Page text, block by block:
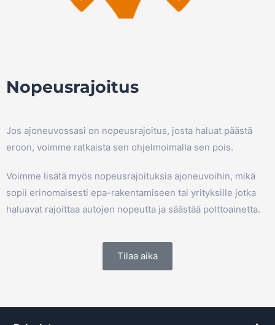
Nopeusrajoitus
Jos ajoneuvossasi on nopeusrajoitus, josta haluat päästä
eroon, voimme ratkaista sen ohjelmoimalla sen pois.
Voimme lisätä myös nopeusrajoituksia ajoneuvoihin, mikä
sopii erinomaisesti epa-rakentamiseen tai yrityksille jotka
haluavat rajoittaa autojen nopeutta ja säästää polttoainetta.
Tilaa aika